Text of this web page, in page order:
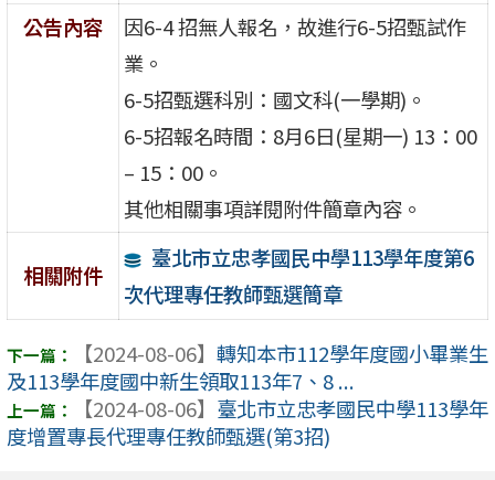
公告內容
因6-4招無人報名，故進行6-5招甄試作
業。
6-5招甄選科別：國文科(一學期) 。
6-5招報名時間： 8月6日(星期一) 13 ： 00
– 15 ： 00 。
其他相關事項詳閱附件簡章內容。
相關附件
臺北市立忠孝國民中學113學年度第6
次代理專任教師甄選簡章
【2024-08-06】 轉知本市112學年度國小畢業生
及113學年度國中新生領取113年7、8 ...
【2024-08-06】 臺北市立忠孝國民中學113學年
度增置專長代理專任教師甄選(第3招)